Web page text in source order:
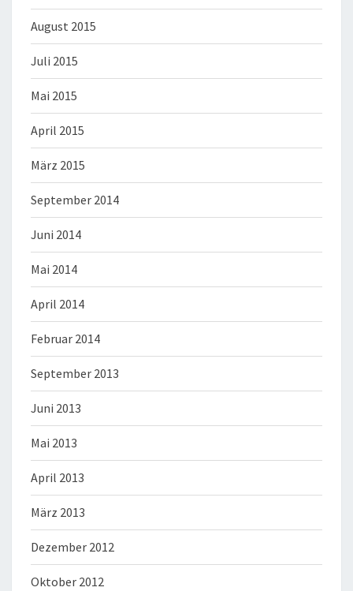
August 2015
Juli 2015
Mai 2015
April 2015
März 2015
September 2014
Juni 2014
Mai 2014
April 2014
Februar 2014
September 2013
Juni 2013
Mai 2013
April 2013
März 2013
Dezember 2012
Oktober 2012